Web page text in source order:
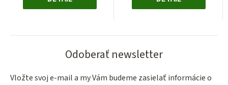
Odoberať newsletter
Vložte svoj e-mail a my Vám budeme zasielať informácie o